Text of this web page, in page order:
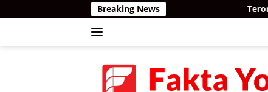
ke
Breaking News Teror